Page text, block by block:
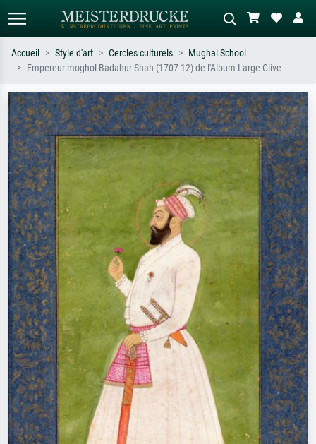
Recherchez par artiste, titre ou style –
ex. Monet, Nuit étoilée,
impressionnisme, vague de Hokusai,
nu.
Décrivez la scène – ex. prairie verte,
abstrait avec beaucoup de rouge,
tableau sombre, nu debout près d'un
Accueil Style d'art Cercles culturels
Mughal School
Empereur moghol Badahur Shah (1707-12) de l'Album Large Clive